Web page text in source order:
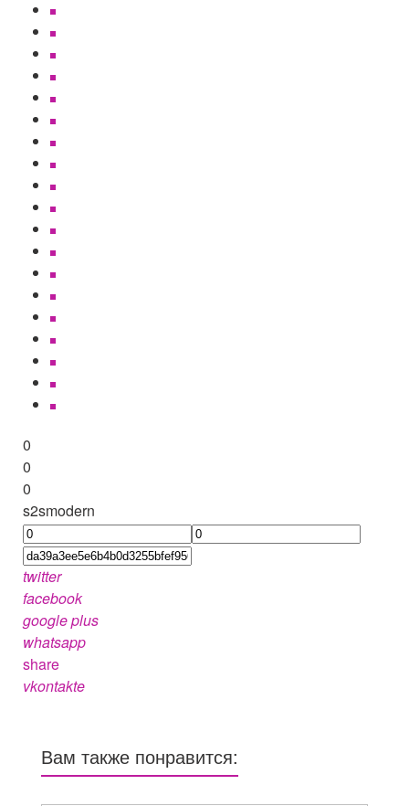
0
0
0
s2smodern
twitter
facebook
google plus
whatsapp
share
vkontakte
Вам также понравится: